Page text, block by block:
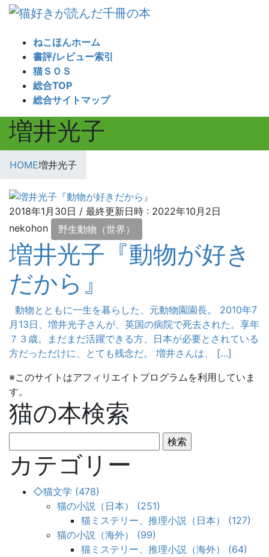
ねこほんホーム
書評/レビュー索引
猫ＳＯＳ
総合TOP
総合サイトマップ
増井光子
HOME増井光子
2018年1月30日 / 最終更新日時 : 2022年10月2日
nekohon
野生動物（世界）
増井光子『動物が好き
だから』
動物とともに一生を暮らした、元動物園園長。 2010年7
月13日、増井光子さんが、英国の病院で死去された。享年
７３歳。まだまだ活躍できる方、日本が必要とされている
方だっただけに、とても残念だ。 増井さんは、 […]
※このサイトはアフィリエイトプログラムを利用していま
す。
猫の本検索
索:
カテゴリー
◇猫文学 (478)
猫の小説（日本） (251)
猫ミステリー、推理小説（日本） (127)
猫の小説（海外） (99)
猫ミステリー、推理小説（海外） (64)